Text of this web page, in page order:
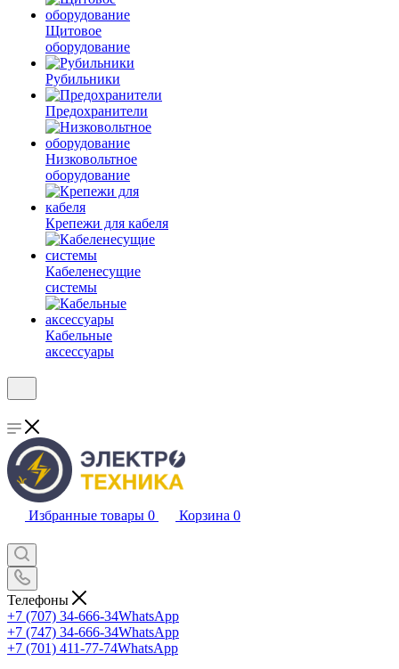
Щитовое
оборудование
Рубильники
Предохранители
Низковольтное
оборудование
Крепежи для кабеля
Кабеленесущие
системы
Кабельные
аксессуары
Избранные товары 0 Корзина 0
Телефоны
+7 (707) 34-666-34WhatsApp
+7 (747) 34-666-34WhatsApp
+7 (701) 411-77-74WhatsApp